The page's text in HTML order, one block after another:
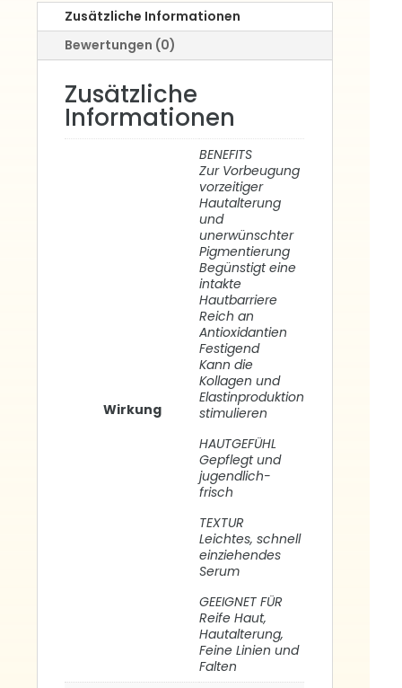
Zusätzliche Informationen
Bewertungen (0)
Zusätzliche
Informationen
Wirkung
BENEFITS
Zur Vorbeugung
vorzeitiger
Hautalterung
und
unerwünschter
Pigmentierung
Begünstigt eine
intakte
Hautbarriere
Reich an
Antioxidantien
Festigend
Kann die
Kollagen und
Elastinproduktion
stimulieren
HAUTGEFÜHL
Gepflegt und
jugendlich-
frisch
TEXTUR
Leichtes, schnell
einziehendes
Serum
GEEIGNET FÜR
Reife Haut,
Hautalterung,
Feine Linien und
Falten